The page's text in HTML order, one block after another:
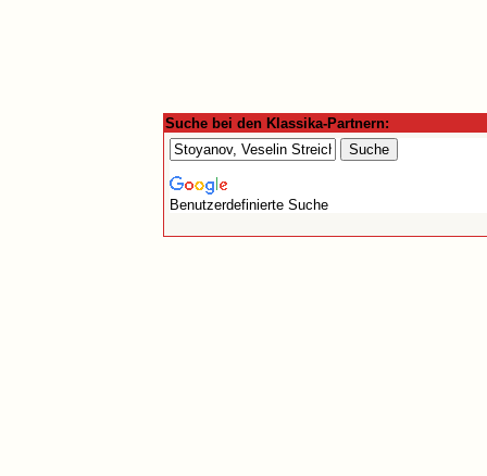
Suche bei den Klassika-Partnern:
Benutzerdefinierte Suche